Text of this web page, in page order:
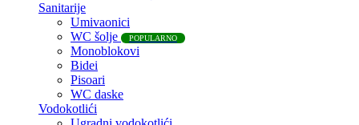
Sanitarije
Umivaonici
WC šolje
POPULARNO
Monoblokovi
Bidei
Pisoari
WC daske
Vodokotlići